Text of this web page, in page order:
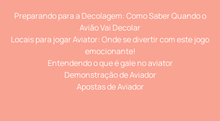
Preparando para a Decolagem: Como Saber Quando o
Avião Vai Decolar
Locais para jogar Aviator: Onde se divertir com este jogo
emocionante!
Entendendo o que é gale no aviator
Demonstração de Aviador
Apostas de Aviador